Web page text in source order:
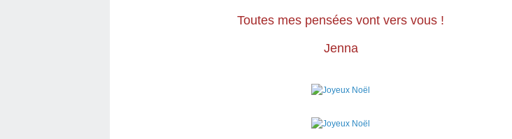
Toutes mes pensées vont vers vous !
Jenna